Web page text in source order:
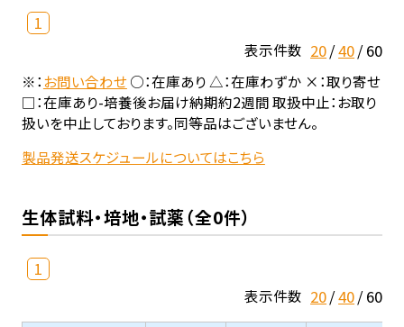
1
表示件数 20 40 60
※：お問い合わせ○：在庫あり △：在庫わずか ×：取り寄せ
□：在庫あり-培養後お届け納期約2週間 取扱中止：お取り
扱いを中止しております。同等品はございません。
製品発送スケジュールについてはこちら
生体試料・培地・試薬（全0件）
1
表示件数 20 40 60